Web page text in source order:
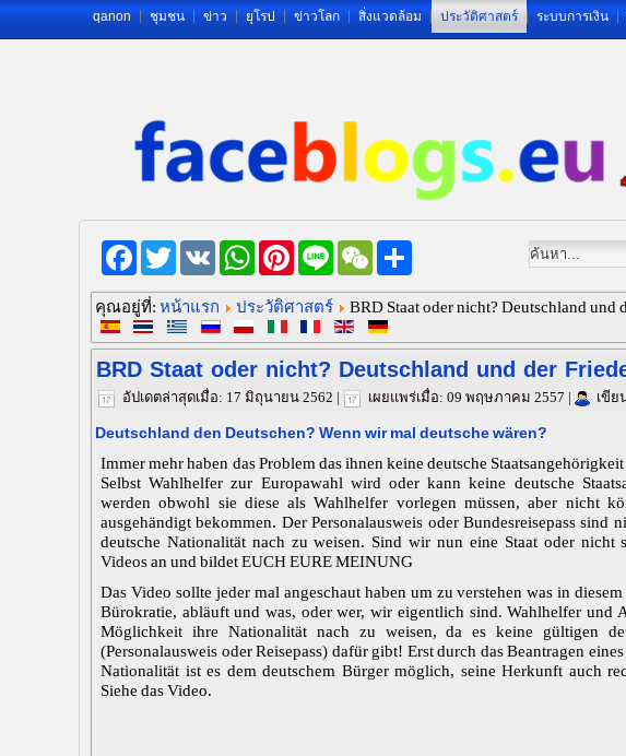
qanon ชุมชน ข่าว ยุโรป ข่าวโลก สิ่งแวดล้อม ประวัติศาสตร์ ระบบการเงิน
Facebook
Twitter VK WhatsAppPinterestLine WeChat
คุณอยู่ที่: หน้าแรก ประวัติศาสตร์ BRD Staat oder nicht? Deutschland und
BRD Staat oder nicht? Deutschland und der
อัปเดตล่าสุดเมื่อ: 17 มิถุนายน 2562 | เผยแพร่เมื่อ: 09 พฤษภาคม 2557 | เขีย
Deutschland den Deutschen? Wenn wir mal deutsche wären?
Immer mehr haben das Problem das ihnen keine deutsche
Selbst Wahlhelfer zur Europawahl wird oder kann keine deutsche
werden obwohl sie diese als Wahlhelfer vorlegen müssen, aber nicht
ausgehändigt bekommen. Der Personalausweis oder Bundesreisepass sind
deutsche Nationalität nach zu weisen. Sind wir nun eine Staat oder nicht
Videos an und bildet EUCH EURE MEINUNG
Das Video sollte jeder mal angeschaut haben um zu verstehen was in
Bürokratie, abläuft und was, oder wer, wir eigentlich sind. Wahlhelfer und
Möglichkeit ihre Nationalität nach zu weisen, da es keine gültigen
(Personalausweis oder Reisepass) dafür gibt! Erst durch das Beantragen
Nationalität ist es dem deutschem Bürger möglich, seine Herkunft auch
Siehe das Video.